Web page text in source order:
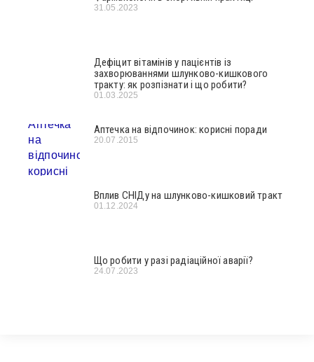
31.05.2023
Дефіцит вітамінів у пацієнтів із
захворюваннями шлунково-кишкового
тракту: як розпізнати і що робити?
01.03.2025
Аптечка на відпочинок: корисні поради
20.07.2015
Вплив СНІДу на шлунково-кишковий тракт
01.12.2024
Що робити у разі радіаційної аварії?
24.07.2023